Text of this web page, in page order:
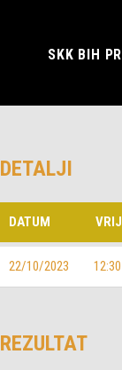
SKK BIH
DETALJI
DATUM
22/10/2023 12:30
REZULTAT